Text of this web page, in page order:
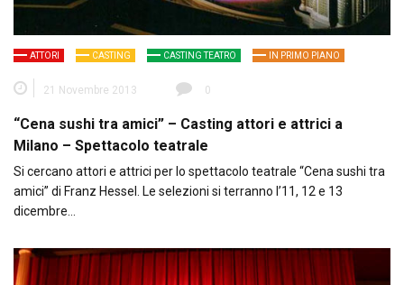
ATTORI CASTING CASTING TEATRO IN PRIMO PIANO
21 Novembre 2013 0
“Cena sushi tra amici” – Casting attori e attrici a
Milano – Spettacolo teatrale
Si cercano attori e attrici per lo spettacolo teatrale “Cena sushi tra
amici” di Franz Hessel. Le selezioni si terranno l’11, 12 e 13
dicembre…